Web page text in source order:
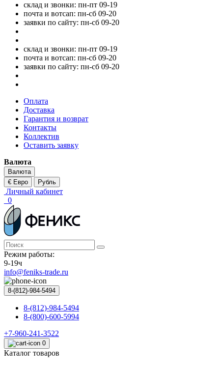
склад и звонки: пн-пт 09-19
почта и вотсап: пн-сб 09-20
заявки по сайту: пн-сб 09-20
склад и звонки: пн-пт 09-19
почта и вотсап: пн-сб 09-20
заявки по сайту: пн-сб 09-20
Оплата
Доставка
Гарантия и возврат
Контакты
Коллектив
Оставить заявку
Валюта
Валюта
€ Евро
Рубль
Личный кабинет
0
Режим работы:
9-19ч
info@feniks-trade.ru
8-(812)-984-5494
8-(812)-984-5494
8-(800)-600-5994
+7-960-241-3522
0
Каталог товаров